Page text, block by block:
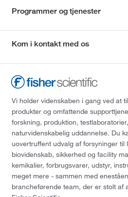
Programmer og tjenester
Kom i kontakt med os
Vi holder videnskaben i gang ved at
produkter og omfattende
forskning, produktion,
naturvidenskabelig uddannelse. Du
uovertruffent udvalg af forsyninger til
biovidenskab, sikkerhed og facility
kemikalier, forbrugsvarer, udstyr,
meget mere - sammen med
brancheførende team, der er stolt af